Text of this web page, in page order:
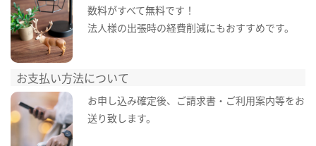
数料がすべて無料です！
法人様の出張時の経費削減にもおすすめです。
お支払い方法について
お申し込み確定後、ご請求書・ご利用案内等をお
送り致します。